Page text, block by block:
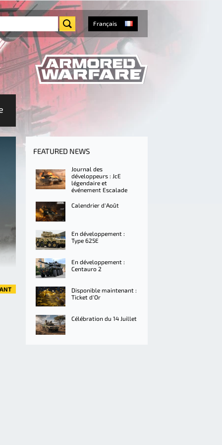
Français
FEATURED NEWS
Journal des
développeurs : JcE
légendaire et
événement Escalade
Calendrier d'Août
En développement :
Type 625E
En développement :
Centauro 2
Disponible maintenant :
Ticket d'Or
Célébration du 14 Juillet